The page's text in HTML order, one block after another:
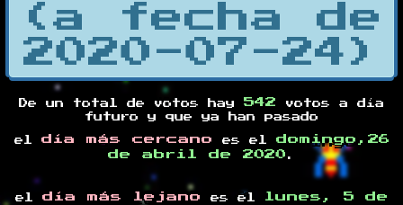
(a fecha de
2020-07-24)
De un total de votos hay 542 votos a día
futuro y que ya han pasado
el día más cercano es el domingo,26
de abril de 2020 .
el día más lejano es el
lunes, 5 de